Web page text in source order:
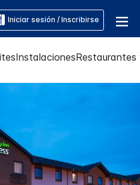
Iniciar sesión / Inscribirse
InstalacionesRestaurantes